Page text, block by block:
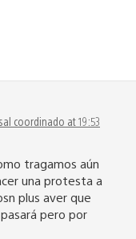
coordinado at 19:53
tragamos aún
una protesta a
plus aver que
pero por